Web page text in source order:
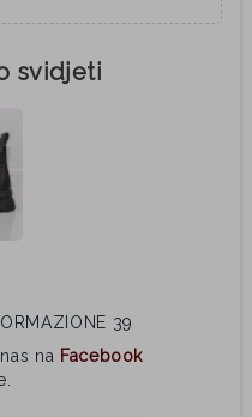
svidjeti
39
na Facebook